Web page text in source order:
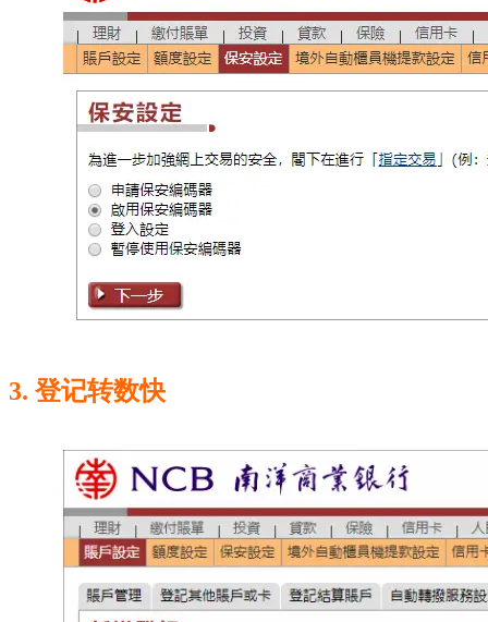
3. 登记转数快